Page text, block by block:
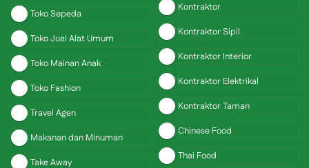
Toko Sepeda
Toko Jual Alat Umum
Toko Mainan Anak
Toko Fashion
Travel Agen
Makanan dan Minuman
Take Away
Kontraktor
Kontraktor Sipil
Kontraktor Interior
Kontraktor Elektrikal
Kontraktor Taman
Chinese Food
Thai Food